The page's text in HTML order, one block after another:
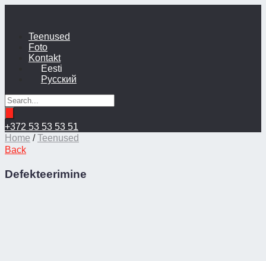
Teenused
Foto
Kontakt
Eesti
Русский
+372 53 53 53 51
Home /Teenused
Back
Defekteerimine